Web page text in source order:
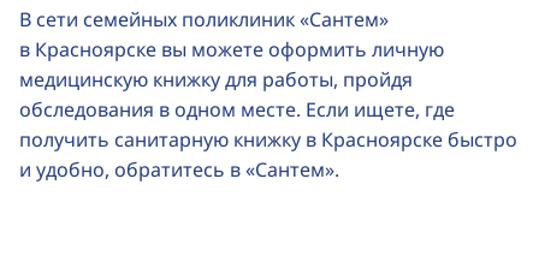
В сети семейных поликлиник «Сантем»
в Красноярске вы можете оформить личную
медицинскую книжку для работы, пройдя
обследования в одном месте. Если ищете, где
получить санитарную книжку в Красноярске быстро
и удобно, обратитесь в «Сантем».